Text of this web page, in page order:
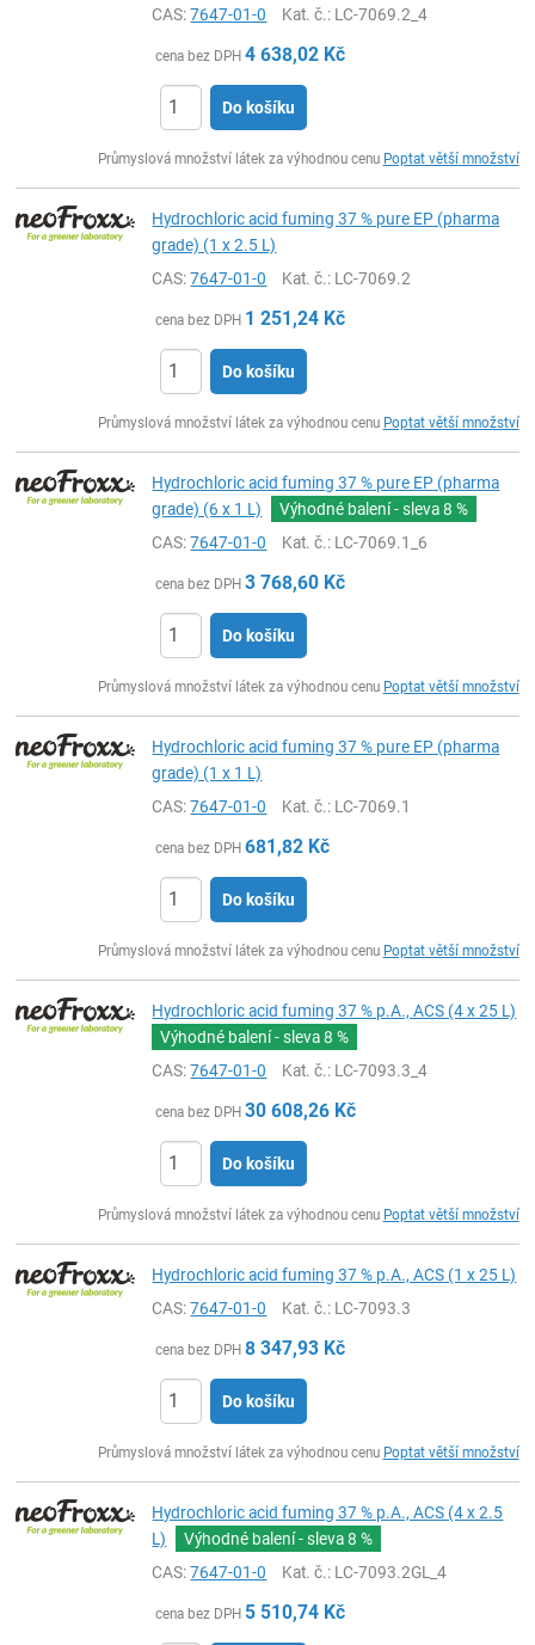
CAS:7647-01-0 Kat. č.: LC-7069.2_4
cena bez DPH 4 638,02 Kč
Do košíku
Průmyslová množství látek za výhodnou cenu Poptat větší množství
Hydrochloric acid fuming 37 % pure EP (pharma
grade) (1 x 2.5 L)
CAS:7647-01-0 Kat. č.: LC-7069.2
cena bez DPH 1 251,24 Kč
Do košíku
Průmyslová množství látek za výhodnou cenu Poptat větší množství
Hydrochloric acid fuming 37 % pure EP (pharma
grade) (6 x 1 L)
Výhodné balení - sleva8 %
CAS:7647-01-0 Kat. č.: LC-7069.1_6
cena bez DPH 3 768,60 Kč
Do košíku
Průmyslová množství látek za výhodnou cenu Poptat větší množství
Hydrochloric acid fuming 37 % pure EP (pharma
grade) (1 x 1 L)
CAS:7647-01-0 Kat. č.: LC-7069.1
cena bez DPH 681,82 Kč
Do košíku
Průmyslová množství látek za výhodnou cenu Poptat větší množství
Hydrochloric acid fuming 37 % p.A., ACS (4 x 25 L)
Výhodné balení - sleva8 %
CAS:7647-01-0 Kat. č.: LC-7093.3_4
cena bez DPH 30 608,26 Kč
Do košíku
Průmyslová množství látek za výhodnou cenu Poptat větší množství
Hydrochloric acid fuming 37 % p.A., ACS (1 x 25 L)
CAS:7647-01-0 Kat. č.: LC-7093.3
cena bez DPH 8 347,93 Kč
Do košíku
Průmyslová množství látek za výhodnou cenu Poptat větší množství
Hydrochloric acid fuming 37 % p.A., ACS (4 x 2.5
L)
Výhodné balení - sleva8 %
CAS:7647-01-0 Kat. č.: LC-7093.2GL_4
cena bez DPH 5 510,74 Kč